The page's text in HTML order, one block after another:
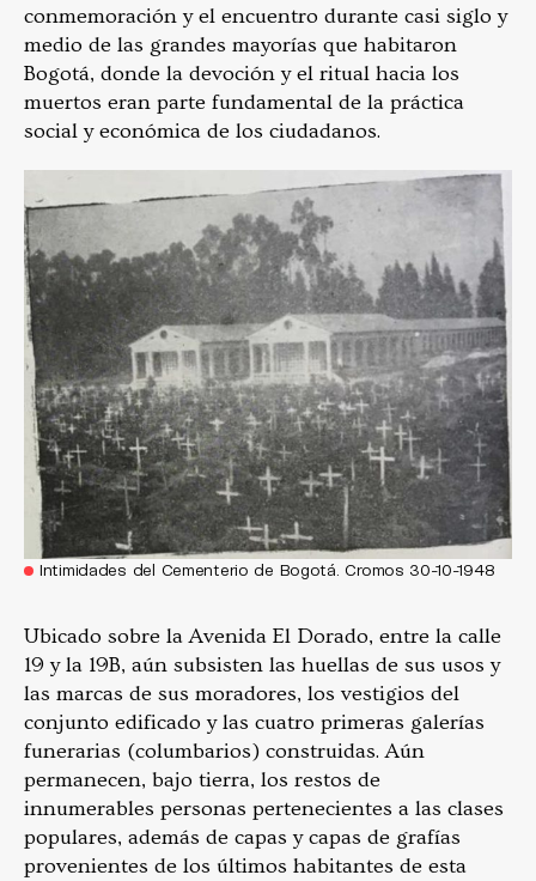
conmemoración y el encuentro durante casi siglo y
medio de las grandes mayorías que habitaron
Bogotá, donde la devoción y el ritual hacia los
muertos eran parte fundamental de la práctica
social y económica de los ciudadanos.
Intimidades del Cementerio de Bogotá. Cromos 30-10-1948
Ubicado sobre la Avenida El Dorado, entre la calle
19 y la 19B, aún subsisten las huellas de sus usos y
las marcas de sus moradores, los vestigios del
conjunto edificado y las cuatro primeras galerías
funerarias (columbarios) construidas. Aún
permanecen, bajo tierra, los restos de
innumerables personas pertenecientes a las clases
populares, además de capas y capas de grafías
provenientes de los últimos habitantes de esta